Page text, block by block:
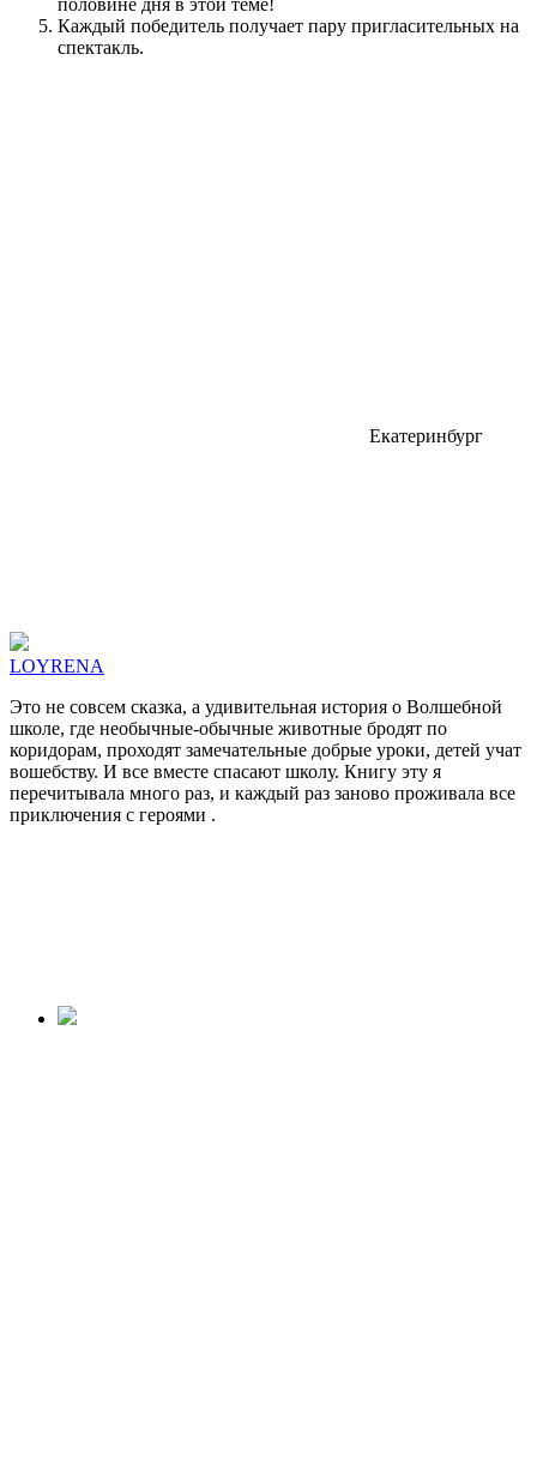
Каждый победитель получает пару пригласительных на
спектакль.
Екатеринбург
LOYRENA
Это не совсем сказка, а удивительная история о Волшебной
школе, где необычные-обычные животные бродят по
коридорам, проходят замечательные добрые уроки, детей учат
вошебству. И все вместе спасают школу. Книгу эту я
перечитывала много раз, и каждый раз заново проживала все
приключения с героями .